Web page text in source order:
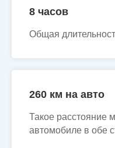
8 часов
Общая
260 км на авто
Такое расстояние
автомобиле в обе